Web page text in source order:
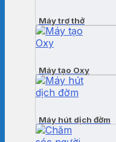
Máy trợ thở
Máy tạo Oxy
Máy hút dịch đờm